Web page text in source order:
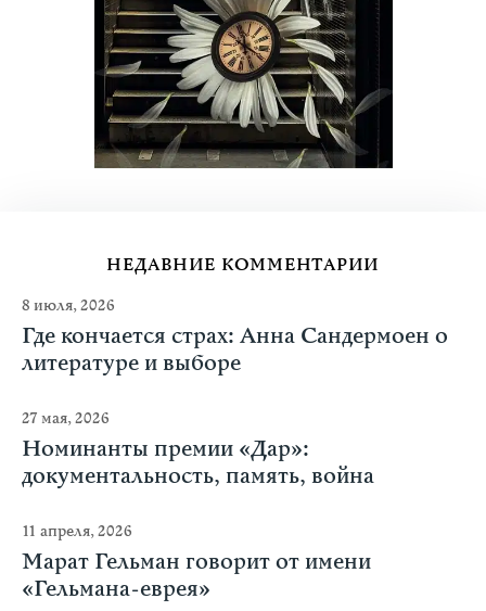
НЕДАВНИЕ КОММЕНТАРИИ
8 июля, 2026
Где кончается страх: Анна Сандермоен о
литературе и выборе
27 мая, 2026
Номинанты премии «Дар»:
документальность, память, война
11 апреля, 2026
Марат Гельман говорит от имени
«Гельмана-еврея»